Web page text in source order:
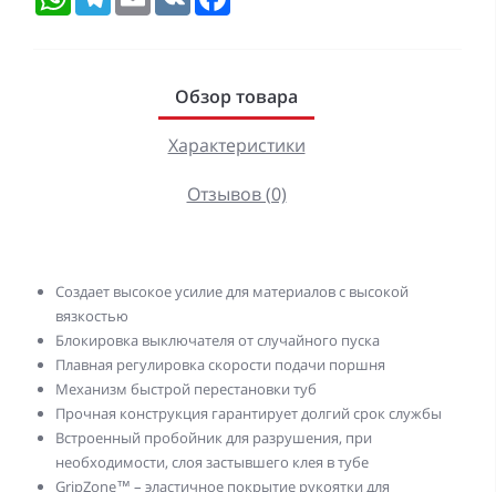
Обзор товара
Характеристики
Отзывов (0)
Создает высокое усилие для материалов с высокой
вязкостью
Блокировка выключателя от случайного пуска
Плавная регулировка скорости подачи поршня
Механизм быстрой перестановки туб
Прочная конструкция гарантирует долгий срок службы
Встроенный пробойник для разрушения, при
необходимости, слоя застывшего клея в тубе
GripZone™ – эластичное покрытие рукоятки для